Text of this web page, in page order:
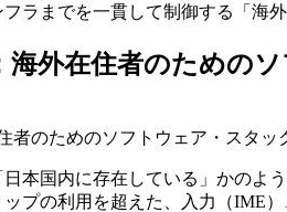
ラまでを一貫して制御する「海
外在住者のための
者のためのソフトウェア・スタッ
本国内に存在している」かの
プの利用を超えた、入力（IME